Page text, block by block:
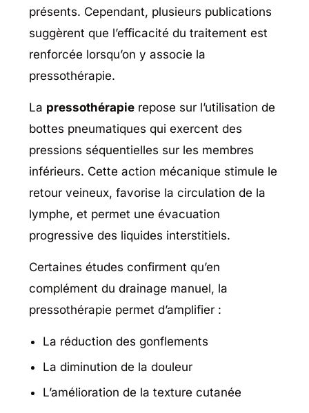
présents. Cependant, plusieurs publications
suggèrent que l’efficacité du traitement est
renforcée lorsqu’on y associe la
pressothérapie.
La pressothérapie repose sur l’utilisation de
bottes pneumatiques qui exercent des
pressions séquentielles sur les membres
inférieurs. Cette action mécanique stimule le
retour veineux, favorise la circulation de la
lymphe, et permet une évacuation
progressive des liquides interstitiels.
Certaines études confirment qu’en
complément du drainage manuel, la
pressothérapie permet d’amplifier :
La réduction des gonflements
La diminution de la douleur
L’amélioration de la texture cutanée